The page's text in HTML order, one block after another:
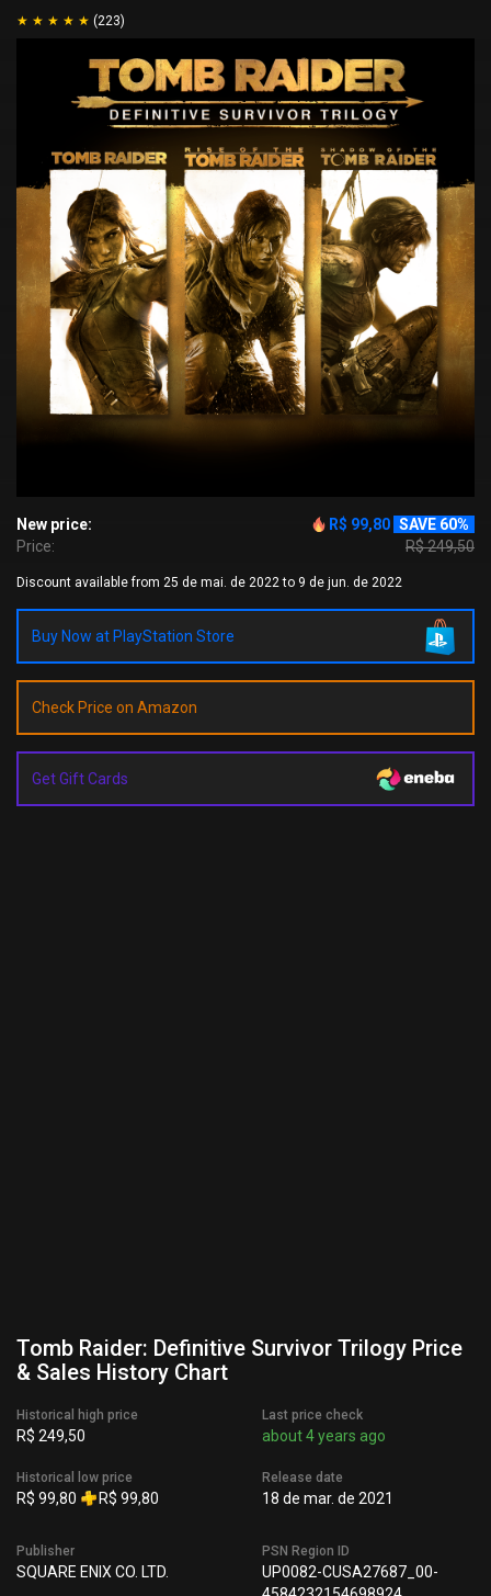
(223)
New price: R$ 99,80 SAVE 60%
Price:
R$ 249,50
Discount available from 25 de mai. de 2022 to 9 de jun. de 2022
Buy Now at PlayStation Store
Check Price on Amazon
Get Gift Cards
Tomb Raider: Definitive Survivor Trilogy Price
& Sales History Chart
Historical high price
R$ 249,50
Historical low price
R$ 99,80 R$ 99,80
Last price check
about 4 years ago
Release date
18 de mar. de 2021
Publisher
SQUARE ENIX CO. LTD.
PSN Region ID
UP0082-CUSA27687_00-